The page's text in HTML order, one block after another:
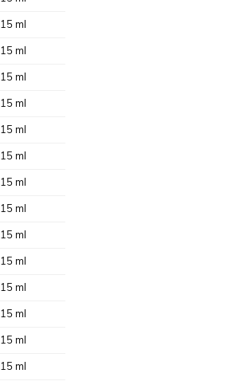
15 ml
15 ml
15 ml
15 ml
15 ml
15 ml
15 ml
15 ml
15 ml
15 ml
15 ml
15 ml
15 ml
15 ml